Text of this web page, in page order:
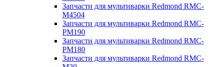
Запчасти для мультиварки Redmond RMC-
M4504
Запчасти для мультиварки Redmond RMC-
PM190
Запчасти для мультиварки Redmond RMC-
PM180
Запчасти для мультиварки Redmond RMC-